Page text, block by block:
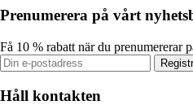
Prenumerera på vårt
Få 10 % rabatt när du prenumererar
Håll kontakten